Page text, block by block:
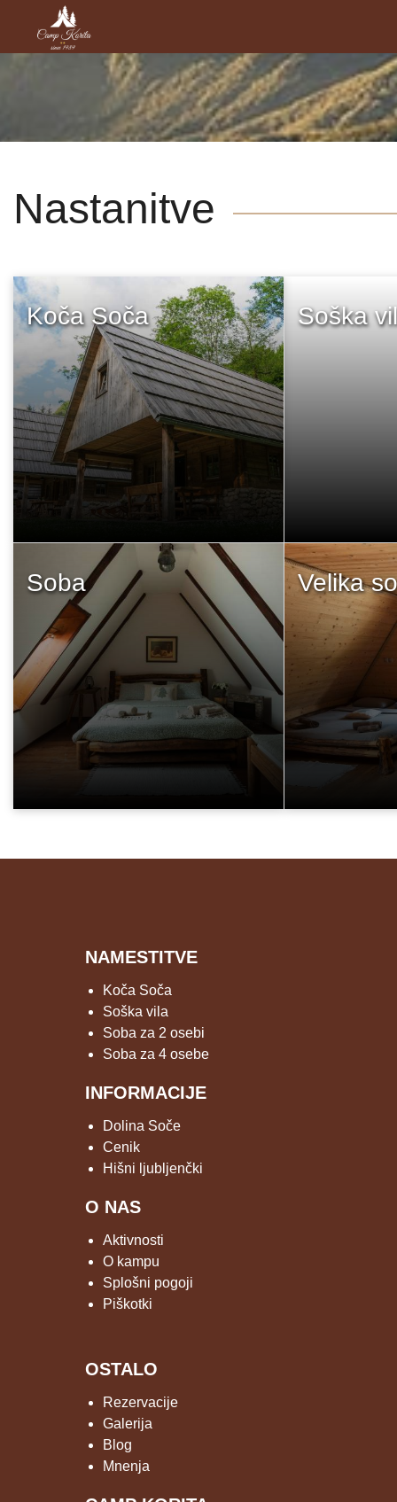
Nastanitve
Koča Soča Soška
Soba Velika
NAMESTITVE
Koča Soča
Soška vila
Soba za 2 osebi
Soba za 4 osebe
INFORMACIJE
Dolina Soče
Cenik
Hišni ljubljenčki
O NAS
Aktivnosti
O kampu
Splošni pogoji
Piškotki
OSTALO
Rezervacije
Galerija
Blog
Mnenja